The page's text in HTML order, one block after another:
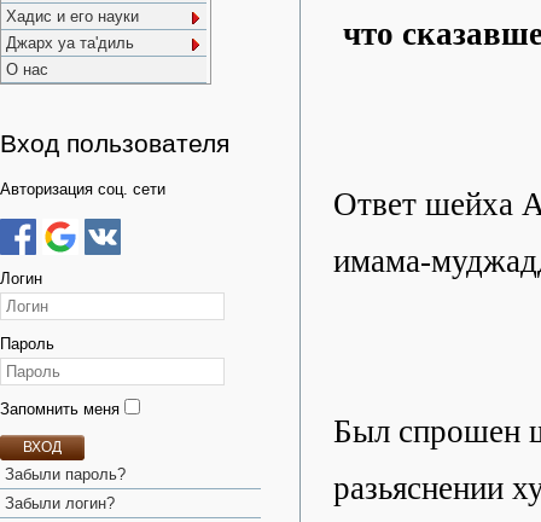
Хадис и его науки
Джарх уа та'диль
О нас
Вход пользователя
Авторизация соц. сети
Логин
Пароль
Запомнить меня
ВХОД
Забыли пароль?
Забыли логин?
что
Ответ шейха
имама-
Был спрошен
разьяснении